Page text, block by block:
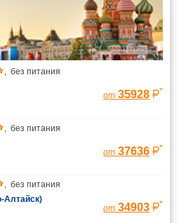
, без питания
от 35928 *
, без питания
от 37636 *
, без питания
Алтайск)
от 34903 *